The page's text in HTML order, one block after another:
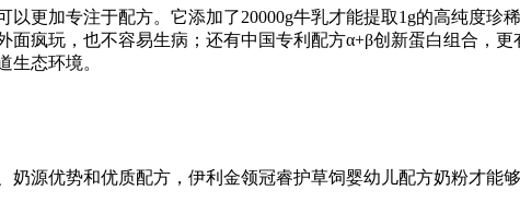
以更加专注于配方。它添加了20000g牛乳才能提取1g的高纯度
面疯玩，也不容易生病；还有中国专利配方α+β创新蛋白组合，
生态环境。
奶源优势和优质配方，伊利金领冠睿护草饲婴幼儿配方奶粉才能